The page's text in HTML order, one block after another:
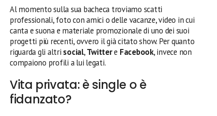
Al momento sulla sua bacheca troviamo scatti
professionali, foto con amici o delle vacanze, video in cui
canta e suona e materiale promozionale di uno dei suoi
progetti più recenti, ovvero il già citato show. Per quanto
riguarda gli altri social,Twittere Facebook, invece non
compaiono profili a lui legati.
Vita privata: è single o è
fidanzato?